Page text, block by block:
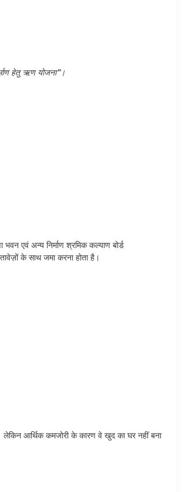
हेतु ऋण योजना”।
एवं अन्य निर्माण श्रमिक कल्याण बोर्ड
के साथ जमा करना होता है।
लेकिन आर्थिक कमजोरी के कारण वे खुद का घर नहीं बना